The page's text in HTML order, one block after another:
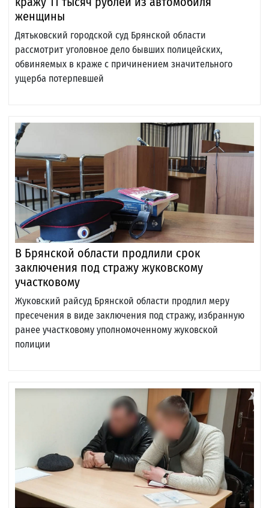
женщины
Дятьковский городской суд Брянской области
рассмотрит уголовное дело бывших полицейских,
обвиняемых в краже с причинением значительного
ущерба потерпевшей
В Брянской области продлили срок
заключения под стражу жуковскому
участковому
Жуковский райсуд Брянской области продлил меру
пресечения в виде заключения под стражу, избранную
ранее участковому уполномоченному жуковской
полиции